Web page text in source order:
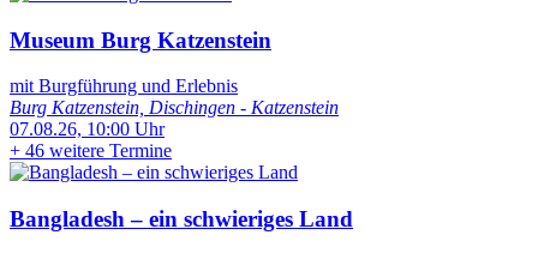
Museum Burg Katzenstein
mit Burgführung und Erlebnis
Burg Katzenstein, Dischingen - Katzenstein
07.08.26, 10:00 Uhr
+ 46 weitere Termine
Bangladesh – ein schwieriges Land